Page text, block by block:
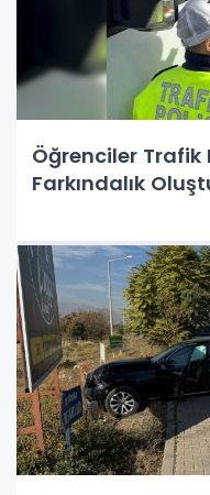
Öğrenciler
Farkındalık